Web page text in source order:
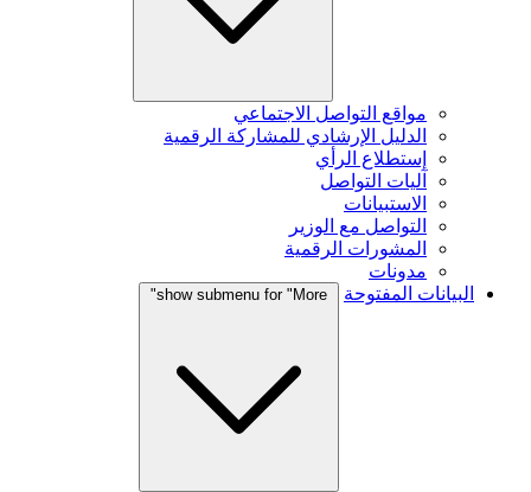
مواقع التواصل الاجتماعي
الدليل الإرشادي للمشاركة الرقمية
إستطلاع الرأي
آليات التواصل
الاستبيانات
التواصل مع الوزير
المشورات الرقمية
مدونات
البيانات المفتوحة
show submenu for "More"